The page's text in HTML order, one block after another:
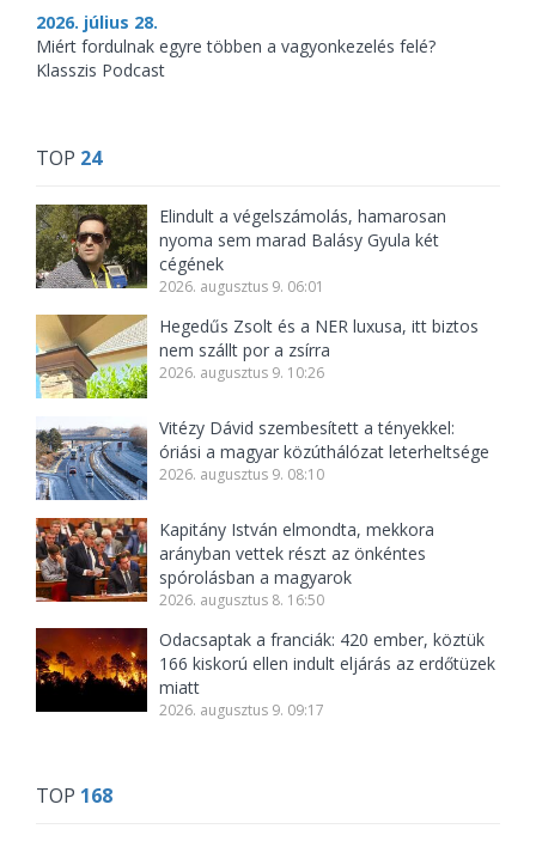
2026. július 28.
Miért fordulnak egyre többen a vagyonkezelés felé?
Klasszis Podcast
TOP 24
Elindult a végelszámolás, hamarosan
nyoma sem marad Balásy Gyula két
cégének
2026. augusztus 9. 06:01
Hegedűs Zsolt és a NER luxusa, itt biztos
nem szállt por a zsírra
2026. augusztus 9. 10:26
Vitézy Dávid szembesített a tényekkel:
óriási a magyar közúthálózat leterheltsége
2026. augusztus 9. 08:10
Kapitány István elmondta, mekkora
arányban vettek részt az önkéntes
spórolásban a magyarok
2026. augusztus 8. 16:50
Odacsaptak a franciák: 420 ember, köztük
166 kiskorú ellen indult eljárás az erdőtüzek
miatt
2026. augusztus 9. 09:17
TOP 168